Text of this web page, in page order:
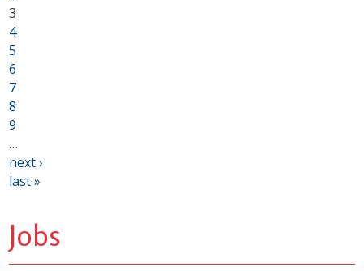
3
4
5
6
7
8
9
…
next ›
last »
Jobs